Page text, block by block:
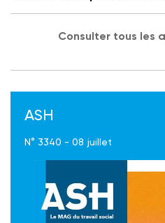
Consulter tous les
ASH
N° 3340 - 08 juillet